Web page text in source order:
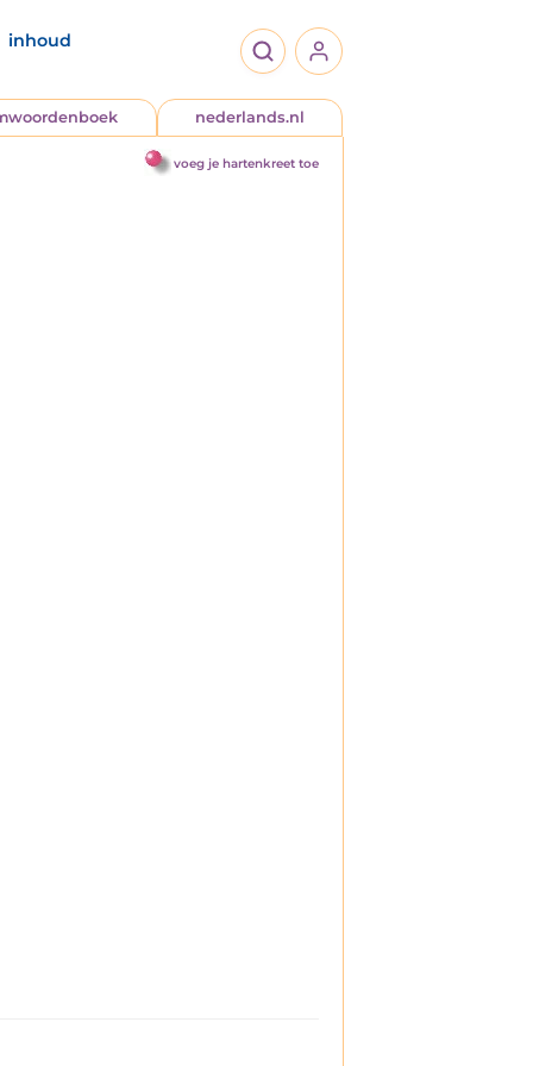
inhoud
nederlands.nl
voeg je hartenkreet toe